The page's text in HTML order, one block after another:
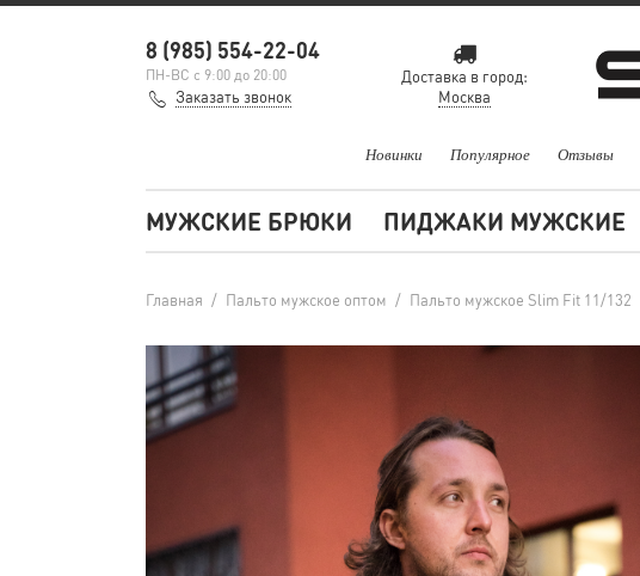
8 (985) 554-22-04
ПН-ВС с 9:00 до 20:00
Заказать звонок
Доставка в город:
Москва
Новинки Популярное Отзывы
МУЖСКИЕ БРЮКИ ПИДЖАКИ МУЖСКИЕ
Главная / Пальто мужское оптом / Пальто мужское Slim Fit 11/132